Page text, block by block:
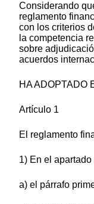
Considerando
reglamento
con los criterios
la competencia
sobre
acuerdos
HA ADOPTADO
Artículo 1
El reglamento
1) En el
a) el párrafo